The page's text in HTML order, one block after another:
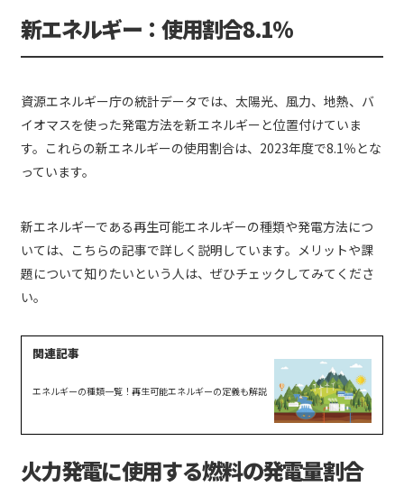
新エネルギー：使用割合8.1％
資源エネルギー庁の統計データでは、太陽光、風力、地熱、バ
イオマスを使った発電方法を新エネルギーと位置付けていま
す。これらの新エネルギーの使用割合は、2023年度で8.1％とな
っています。
新エネルギーである再生可能エネルギーの種類や発電方法につ
いては、こちらの記事で詳しく説明しています。メリットや課
題について知りたいという人は、ぜひチェックしてみてくださ
い。
エネルギーの種類一覧！再生可能エネルギーの定義も解説
火力発電に使用する燃料の発電量割合